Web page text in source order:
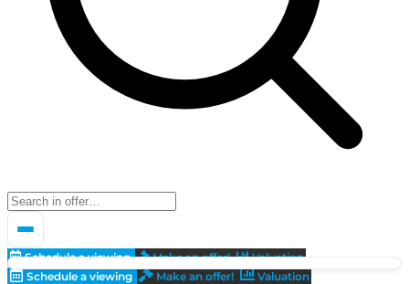
Schedule a viewing Make an offer!
Valuation
Schedule a viewing
Make an offer! Valuation